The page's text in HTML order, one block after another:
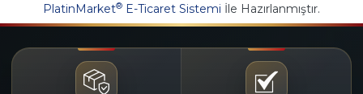
PlatinMarket® E-Ticaret Sistemi İle Hazırlanmıştır.